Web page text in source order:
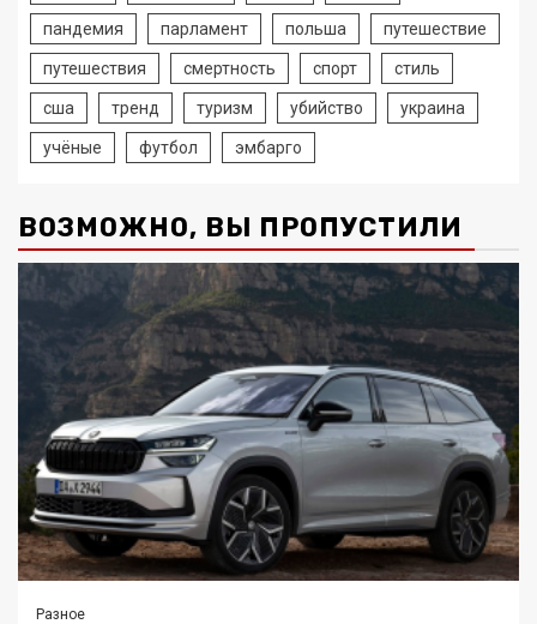
пандемия парламент польша путешествие
путешествия смертность спорт стиль
сша тренд туризм убийство украина
учёные футбол эмбарго
ВОЗМОЖНО, ВЫ ПРОПУСТИЛИ
Разное